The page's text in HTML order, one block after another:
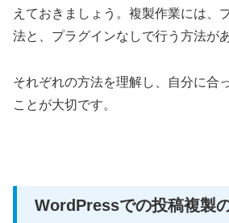
えておきましょう。複製作業には、
法と、プラグインなしで行う方法が
それぞれの方法を理解し、自分に合
ことが大切です。
WordPressでの投稿複製